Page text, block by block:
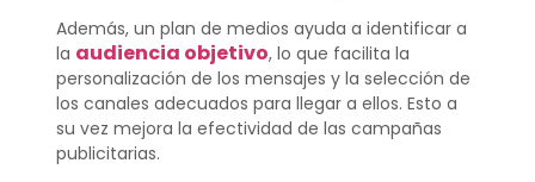
Además, un plan de medios ayuda a identificar a
la audiencia objetivo, lo que facilita la
personalización de los mensajes y la selección de
los canales adecuados para llegar a ellos. Esto a
su vez mejora la efectividad de las campañas
publicitarias.